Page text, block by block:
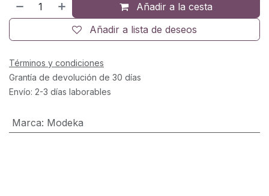
Añadir a la cesta
Añadir a lista de deseos
Términos y condiciones
Grantía de devolución de 30 días
Envío: 2-3 días laborables
Marca: Modeka